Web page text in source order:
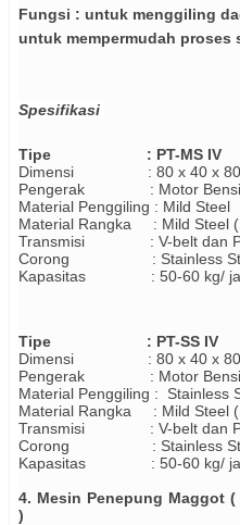
Fungsi : untuk menggiling
untuk mempermudah proses
Spesifikasi
Tipe : PT-MS IV
Dimensi : 80 x 40 x 80
Pengerak : Motor Bensin
Material Penggiling : Mild Steel
Material Rangka : Mild Steel
Transmisi : V-belt dan
Corong : Stainless
Kapasitas : 50-60 kg/
Tipe : PT-SS IV
Dimensi : 80 x 40 x 80
Pengerak : Motor Bensin
Material Penggiling :
Stainless
Material Rangka : Mild Steel
Transmisi : V-belt dan
Corong : Stainless
Kapasitas : 50-60 kg/
4. Mesin Penepung Maggot
)